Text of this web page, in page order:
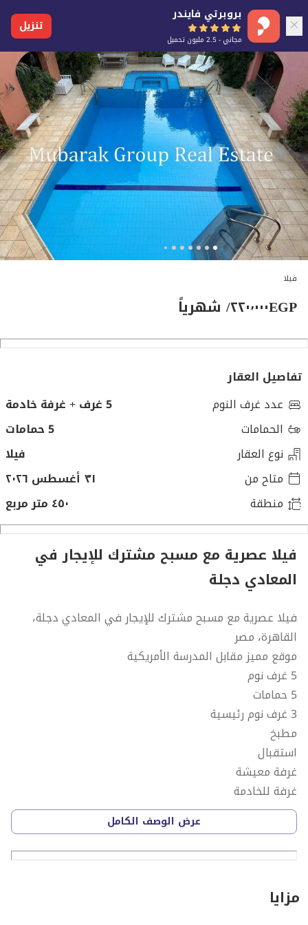
بروبرتي فايندر
مجاني - 2.5 مليون تحميل
تنزيل
فيلا
EGP٢٢٠٬٠٠٠/ شهرياً
تفاصيل العقار
عدد غرف النوم
5 غرف + غرفة خادمة
الحمامات
5 حمامات
نوع العقار
فيلا
متاح من
٣١ أغسطس ٢٠٢٦
منطقة
٤٥٠ متر مربع
فيلا عصرية مع مسبح مشترك للإيجار في
المعادي دجلة
فيلا عصرية مع مسبح مشترك للإيجار في المعادي دجلة،
القاهرة، مصر
موقع مميز مقابل المدرسة الأمريكية
5 غرف نوم
5 حمامات
3 غرف نوم رئيسية
مطبخ
استقبال
غرفة معيشة
غرفة للخادمة
غرفة غسيل
حديقة مشتركة
مسبح مشترك
السعر: 4,500 دولار أمريكي
مجموعة مبارك للوساطة العقارية
عرض الوصف الكامل
مزايا